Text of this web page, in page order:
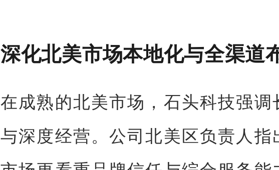
深化北美市场本地化与全渠道
在成熟的北美市场，石头科技强调
与深度经营。公司北美区负责人指